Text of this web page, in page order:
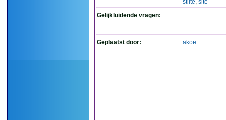
stilte, site
Gelijkluidende vragen:
Geplaatst door: akoe